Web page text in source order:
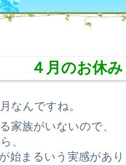
４月のお休み
なんですね。
家族がいないので、
、
始まるいう実感があ